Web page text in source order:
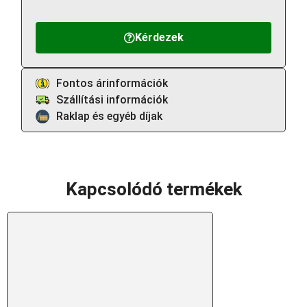
Kérdezek
Fontos árinformációk
Szállítási információk
Raklap és egyéb díjak
Kapcsolódó termékek